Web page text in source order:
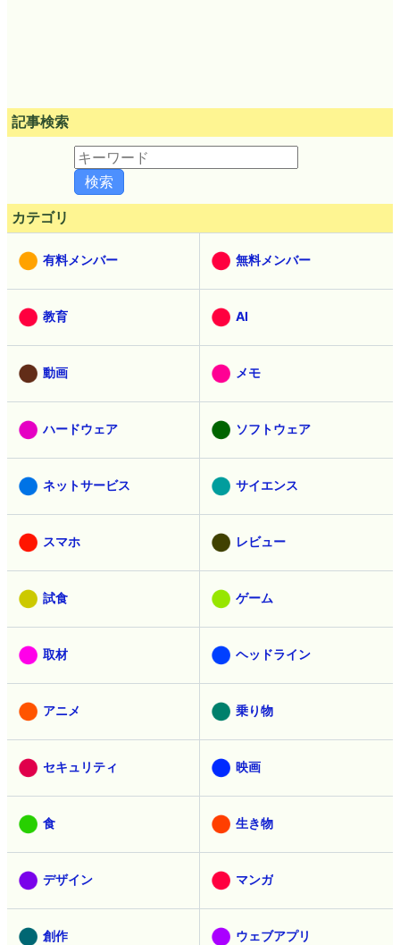
記事検索
カテゴリ
有料メンバー 無料メンバー
教育 AI
動画 メモ
ハードウェア ソフトウェア
ネットサービス サイエンス
スマホ レビュー
試食 ゲーム
取材 ヘッドライン
アニメ 乗り物
セキュリティ 映画
食 生き物
デザイン マンガ
創作 ウェブアプリ